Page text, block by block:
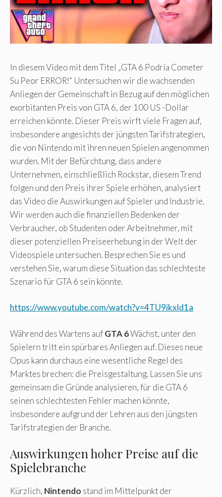
In diesem Video mit dem Titel „GTA 6 Podría Cometer
Su Peor ERROR!“ Untersuchen wir die wachsenden
Anliegen der Gemeinschaft in Bezug auf den möglichen
exorbitanten Preis von GTA 6, der 100 US -Dollar
erreichen könnte. Dieser Preis wirft viele Fragen auf,
insbesondere angesichts der jüngsten Tarifstrategien,
die von Nintendo mit ihren neuen Spielen angenommen
wurden. Mit der Befürchtung, dass andere
Unternehmen, einschließlich Rockstar, diesem Trend
folgen und den Preis ihrer Spiele erhöhen, analysiert
das Video die Auswirkungen auf Spieler und Industrie.
Wir werden auch die finanziellen Bedenken der
Verbraucher, ob Studenten oder Arbeitnehmer, mit
dieser potenziellen Preiseerhebung in der Welt der
Videospiele untersuchen. Besprechen Sie es und
verstehen Sie, warum diese Situation das schlechteste
Szenario für GTA 6 sein könnte.
https://www.youtube.com/watch?v=4TU9ikxld1a
Während des Wartens aufGTA 6Wächst, unter den
Spielern tritt ein spürbares Anliegen auf. Dieses neue
Opus kann durchaus eine wesentliche Regel des
Marktes brechen: die Preisgestaltung. Lassen Sie uns
gemeinsam die Gründe analysieren, für die GTA 6
seinen schlechtesten Fehler machen könnte,
insbesondere aufgrund der Lehren aus den jüngsten
Tarifstrategien der Branche.
Auswirkungen hoher Preise auf die
Spielebranche
Kürzlich, Nintendo stand im Mittelpunkt der